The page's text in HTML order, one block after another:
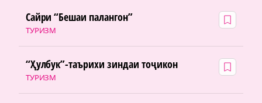
ТУРИЗМ
Сайри “Бешаи палангон”
ТУРИЗМ
“Ҳулбук”-таърихи зиндаи тоҷикон